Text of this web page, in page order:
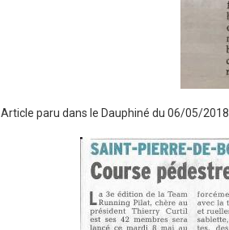
Article paru dans le Dauphiné du 06/05/2018